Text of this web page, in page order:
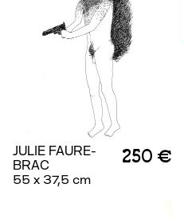
JULIE FAURE-
BRAC
55 x 37,5 cm
250 €